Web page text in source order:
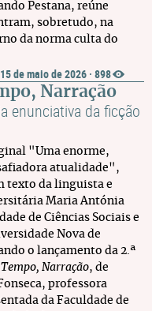
Pestana, reúne
sobretudo, na
da norma culta do
15 de maio de 2026 · 898
Narração
enunciativa da ficção
"Uma enorme,
atualidade",
texto da linguista e
Maria Antónia
de Ciências Sociais e
Nova de
o lançamento da 2.ª
Narração, de
professora
da Faculdade de